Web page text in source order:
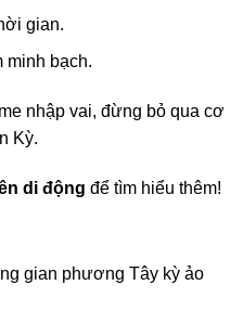
gian.
minh bạch.
nhập vai, đừng bỏ qua cơ
Kỳ.
di động để tìm hiểu thêm!
gian phương Tây kỳ ảo